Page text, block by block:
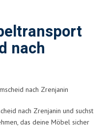
nach
nach Zrenjanin
nach Zrenjanin und suchst
das deine Möbel sicher